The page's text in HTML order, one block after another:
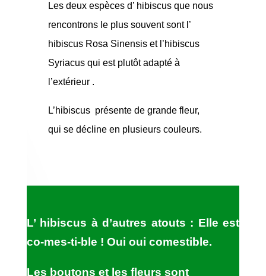
Les deux espèces d’ hibiscus que nous
rencontrons le plus souvent sont l’
hibiscus Rosa Sinensis et l’hibiscus
Syriacus qui est plutôt adapté à
l’extérieur .
L’hibiscus présente de grande fleur,
qui se décline en plusieurs couleurs.
L’ hibiscus à d’autres atouts : Elle est
co-mes-ti-ble ! Oui oui comestible.
Les boutons et les fleurs sont